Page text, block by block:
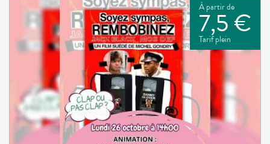
À partir de
7,5 €
Tarif plein